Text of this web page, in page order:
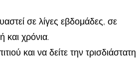
σε λίγες εβδομάδες, σε
και χρόνια.
και να δείτε την τρισδιάστατη